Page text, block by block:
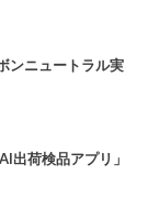
ンニュートラル実
出荷検品アプリ」